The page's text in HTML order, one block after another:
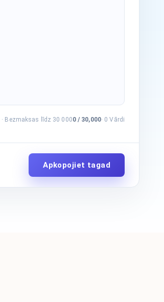
· Bezmaksas līdz 30 0000/ 30,000· 0 Vārdi
Apkopojiet tagad